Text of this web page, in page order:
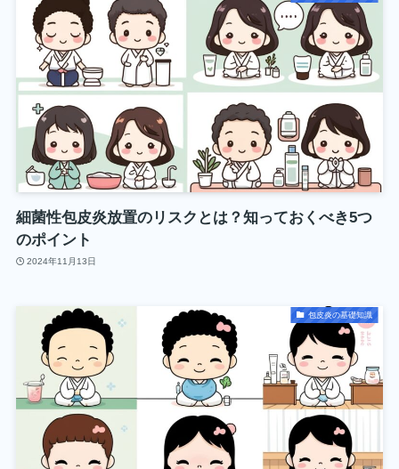
細菌性包皮炎放置のリスクとは？知っておくべき5つ
のポイント
2024年11月13日
包皮炎の基礎知識